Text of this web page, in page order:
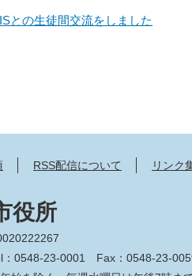
との生徒間交流をしました
RSS配信について リンク
役所
：0548-23-0001
Fax：0548-23-